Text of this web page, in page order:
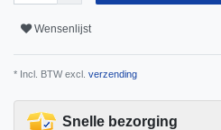
Wensenlijst
* Incl. BTW excl. verzending
Snelle bezorging